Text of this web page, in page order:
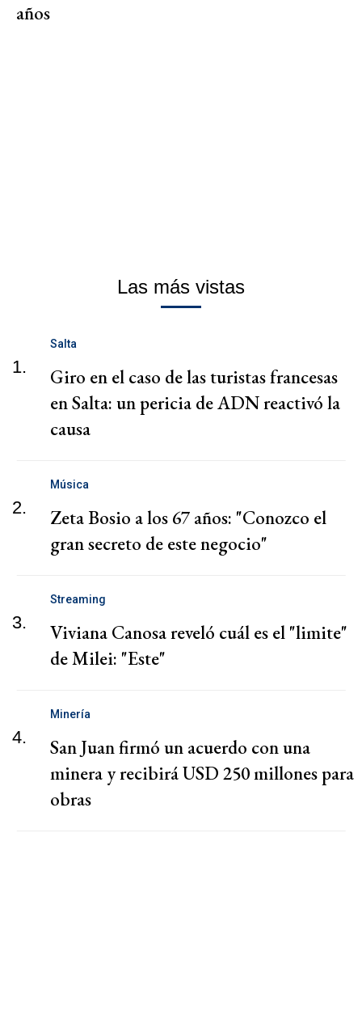
años
Las más vistas
1.
Salta
Giro en el caso de las turistas francesas
en Salta: un pericia de ADN reactivó la
causa
2.
Música
Zeta Bosio a los 67 años: "Conozco el
gran secreto de este negocio"
3.
Streaming
Viviana Canosa reveló cuál es el "limite"
de Milei: "Este"
4.
Minería
San Juan firmó un acuerdo con una
minera y recibirá USD 250 millones para
obras